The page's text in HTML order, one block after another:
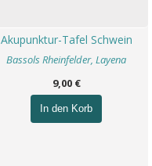
Akupunktur-Tafel Schwein
Bassols Rheinfelder, Layena
9,00 €
In den Korb